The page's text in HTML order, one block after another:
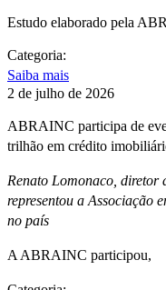
Estudo elaborado pela
Categoria:
Saiba mais
2 de julho de 2026
ABRAINC participa de
trilhão em crédito
Renato Lomonaco, diretor
representou a Associação
no país
A ABRAINC participou,